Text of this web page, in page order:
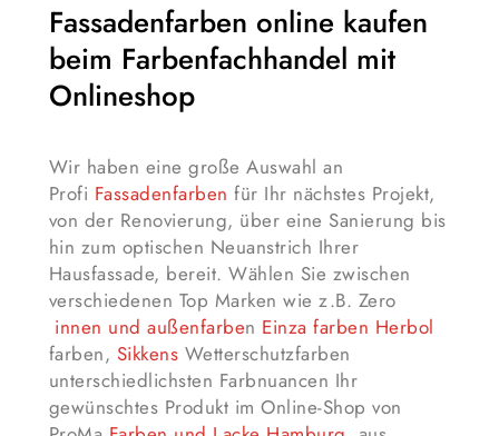
Fassadenfarben online kaufen
beim Farbenfachhandel mit
Onlineshop
Wir haben eine große Auswahl an
Profi Fassadenfarben für Ihr nächstes Projekt,
von der Renovierung, über eine Sanierung bis
hin zum optischen Neuanstrich Ihrer
Hausfassade, bereit. Wählen Sie zwischen
verschiedenen Top Marken wie z.B. Zero
innen und außenfarben Einza farben Herbol
farben, Sikkens Wetterschutzfarben
unterschiedlichsten Farbnuancen Ihr
gewünschtes Produkt im Online-Shop von